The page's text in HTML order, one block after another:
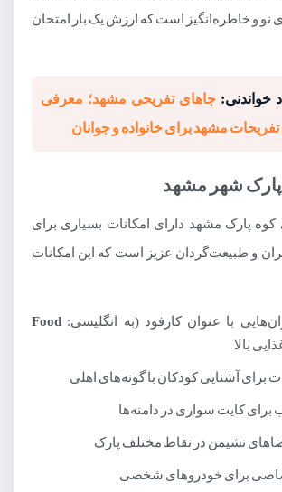
نو و خاطره‌انگیز است که ارزش یک بار امتحان
خواندنی: جاهای تفریحی مشهد؛ معرفی
تفریحات مشهد برای خانواده و جوانان
پارک شهر مشهد
پارک مشهد دارای امکانات بسیاری برای
و طبیعت‌گردان عزیز است که این امکانات
با عنوان کارفود (به انگلیسی: Food
بالا
برای آشنایی کودکان با گونه‌های اهلی
کایت سواری در دامنه‌ها
نشیمن در نقاط مختلف پارک
برای خودروهای شخصی